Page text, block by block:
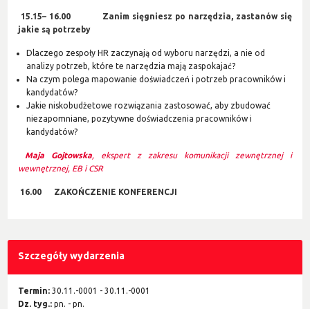
15.15– 16.00 Zanim sięgniesz po narzędzia, zastanów się
jakie są potrzeby
Dlaczego zespoły HR zaczynają od wyboru narzędzi, a nie od
analizy potrzeb, które te narzędzia mają zaspokajać?
Na czym polega mapowanie doświadczeń i potrzeb pracowników i
kandydatów?
Jakie niskobudżetowe rozwiązania zastosować, aby zbudować
niezapomniane, pozytywne doświadczenia pracowników i
kandydatów?
Maja Gojtowska, ekspert z zakresu komunikacji zewnętrznej i
wewnętrznej, EB i CSR
16.00 ZAKOŃCZENIE KONFERENCJI
Szczegóły wydarzenia
Termin: 30.11.-0001 - 30.11.-0001
Dz. tyg.: pn. - pn.